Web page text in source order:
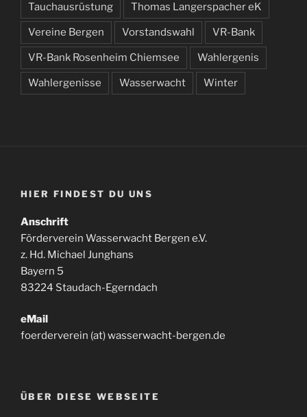
Tauchausrüstung Thomas Langerspacher eK
Vereine Bergen Vorstandswahl VR-Bank
VR-Bank Rosenheim Chiemsee Wahlergenis
Wahlergenisse Wasserwacht Winter
HIER FINDEST DU UNS
Anschrift
Förderverein Wasserwacht Bergen e.V.
z. Hd. Michael Junghans
Bayern 5
83224 Staudach-Egerndach
eMail
foerderverein (at) wasserwacht-bergen.de
ÜBER DIESE WEBSEITE